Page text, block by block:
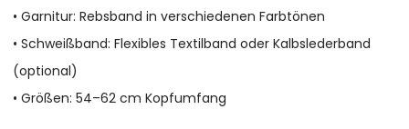
• Garnitur: Rebsband in verschiedenen Farbtönen
• Schweißband: Flexibles Textilband oder Kalbslederband
(optional)
• Größen: 54–62 cm Kopfumfang